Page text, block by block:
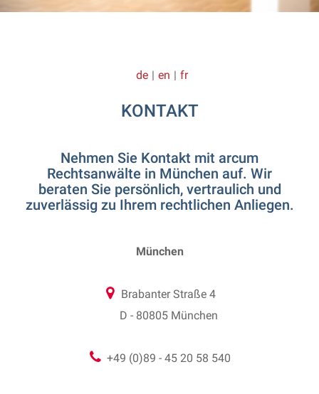
de | en | fr
KONTAKT
Nehmen Sie Kontakt mit arcum
Rechtsanwälte in München auf. Wir
beraten Sie persönlich, vertraulich und
zuverlässig zu Ihrem rechtlichen Anliegen.
München
Brabanter Straße 4
D - 80805 München
+49 (0)89 - 45 20 58 540